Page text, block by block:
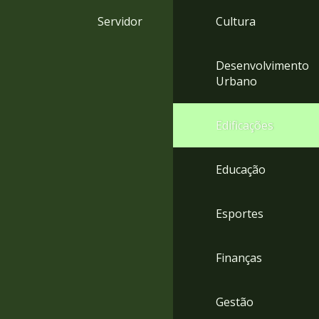
Servidor Cultura
Desenvolvimento
Urbano
Edificações
Educação
Esportes
Finanças
Gestão